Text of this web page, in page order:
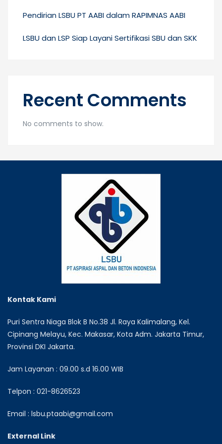
Pendirian LSBU PT AABI dalam RAPIMNAS AABI
LSBU dan LSP Siap Layani Sertifikasi SBU dan SKK
Recent Comments
No comments to show.
Kontak Kami
Puri Sentra Niaga Blok B No.38 Jl. Raya Kalimalang, Kel.
Cipinang Melayu, Kec. Makasar, Kota Adm. Jakarta Timur,
Provinsi DKI Jakarta.
Jam Layanan : 09.00 s.d 16.00 WIB
Telpon : 021-8626523
Email : lsbu.ptaabi@gmail.com
External Link